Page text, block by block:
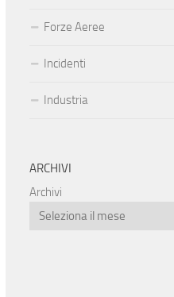
Forze Aeree
Incidenti
Industria
ARCHIVI
Archivi